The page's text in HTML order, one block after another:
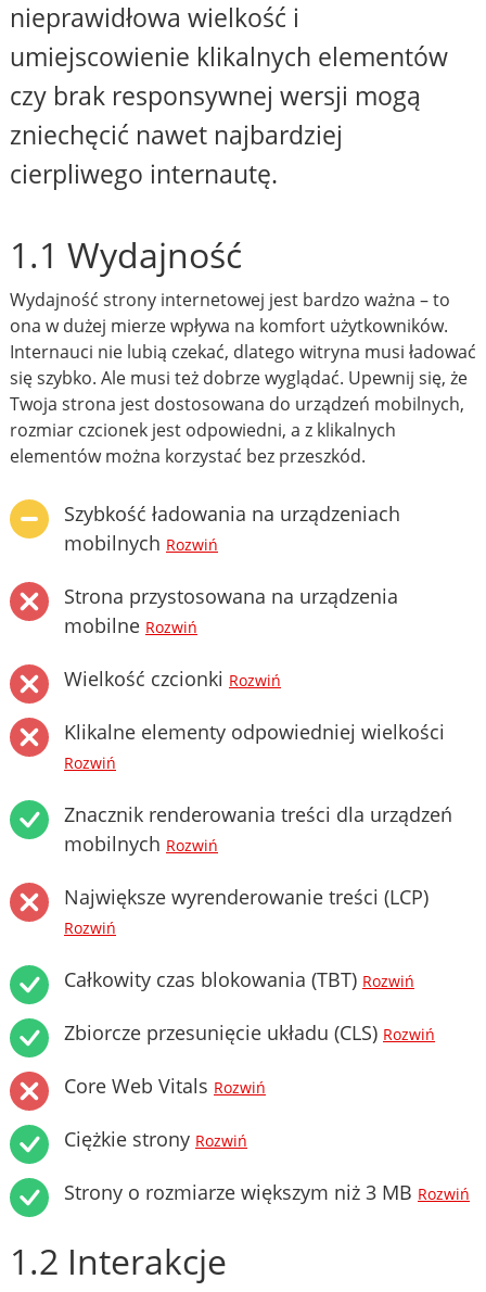
nieprawidłowa wielkość i
umiejscowienie klikalnych elementów
czy brak responsywnej wersji mogą
zniechęcić nawet najbardziej
cierpliwego internautę.
1.1 Wydajność
Wydajność strony internetowej jest bardzo ważna – to
ona w dużej mierze wpływa na komfort użytkowników.
Internauci nie lubią czekać, dlatego witryna musi ładować
się szybko. Ale musi też dobrze wyglądać. Upewnij się, że
Twoja strona jest dostosowana do urządzeń mobilnych,
rozmiar czcionek jest odpowiedni, a z klikalnych
elementów można korzystać bez przeszkód.
Szybkość ładowania na urządzeniach
mobilnych Rozwiń
Strona przystosowana na urządzenia
mobilne Rozwiń
Wielkość czcionki Rozwiń
Klikalne elementy odpowiedniej wielkości
Rozwiń
Znacznik renderowania treści dla urządzeń
mobilnych Rozwiń
Największe wyrenderowanie treści (LCP)
Rozwiń
Całkowity czas blokowania (TBT) Rozwiń
Zbiorcze przesunięcie układu (CLS) Rozwiń
Core Web Vitals Rozwiń
Ciężkie strony Rozwiń
Strony o rozmiarze większym niż 3 MB Rozwiń
1.2 Interakcje